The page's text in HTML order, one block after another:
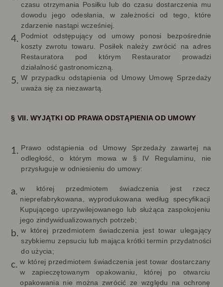
czasu otrzymania Posiłku lub do czasu dostarczenia mu
dowodu jego odesłania, w zależności od tego, które
zdarzenie nastąpi wcześniej.
Podmiot odstępujący od umowy ponosi bezpośrednie
koszty zwrotu towaru. Posiłek należy zwrócić na adres
Restauratora pod którym Restaurator prowadzi
działalność gastronomiczną.
W przypadku odstąpienia od Umowy Umowę Sprzedaży
uważa się za niezawartą.
§ VII. WYJĄTKI OD PRAWA ODSTĄPIENIA OD UMOWY
Prawo odstąpienia od Umowy Sprzedaży zawartej na
odległość, o którym mowa w § IV Regulaminu, nie
przysługuje w odniesieniu do umowy:
w której przedmiotem świadczenia jest rzecz
nieprefabrykowana, wyprodukowana według specyfikacji
Kupującego uprzywilejowanego lub służąca zaspokojeniu
jego zindywidualizowanych potrzeb;
w której przedmiotem świadczenia jest towar ulegający
szybkiemu zepsuciu lub mająca krótki termin przydatności
do użycia;
w której przedmiotem świadczenia jest towar dostarczany
w zapieczętowanym opakowaniu, której po otwarciu
opakowania nie można zwrócić ze względu na ochronę